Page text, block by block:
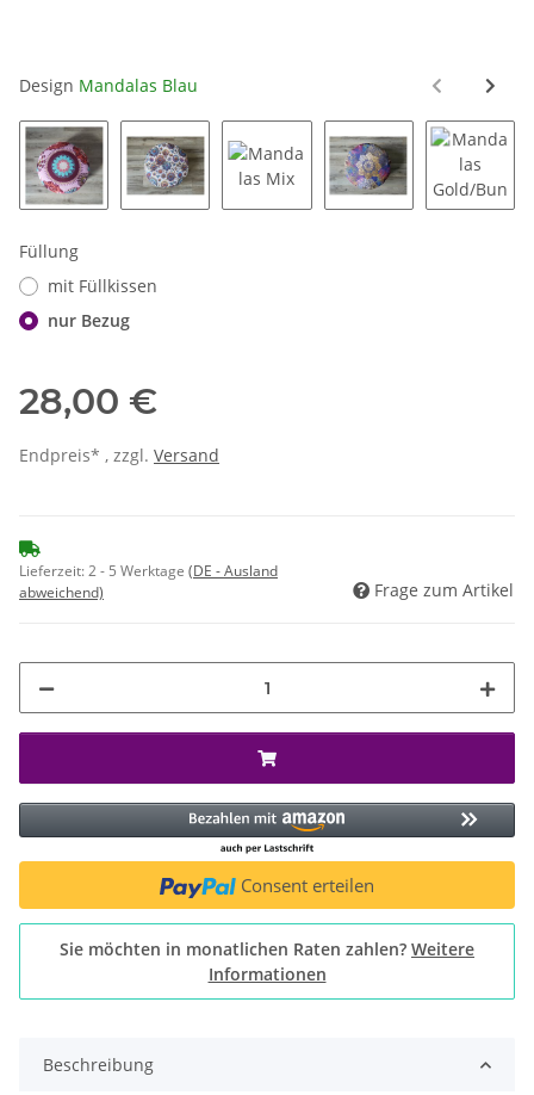
Design Mandalas Blau
Füllung
mit Füllkissen
nur Bezug
28,00 €
Endpreis* , zzgl. Versand
Lieferzeit:2 - 5 Werktage (DE - Ausland
abweichend)
Frage zum Artikel
Consent erteilen
Sie möchten in monatlichen Raten zahlen? Weitere
Informationen
Beschreibung